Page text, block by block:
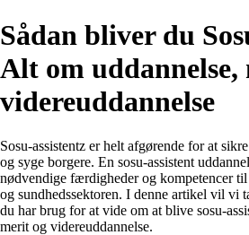
Sådan bliver du
Alt om uddannelse,
videreuddannelse
Sosu-assistentz er helt afgørende for at
og syge borgere. En sosu-assistent
nødvendige færdigheder og kompetencer
og sundhedssektoren. I denne artikel vil vi
du har brug for at vide om at blive sosu-
merit og videreuddannelse.